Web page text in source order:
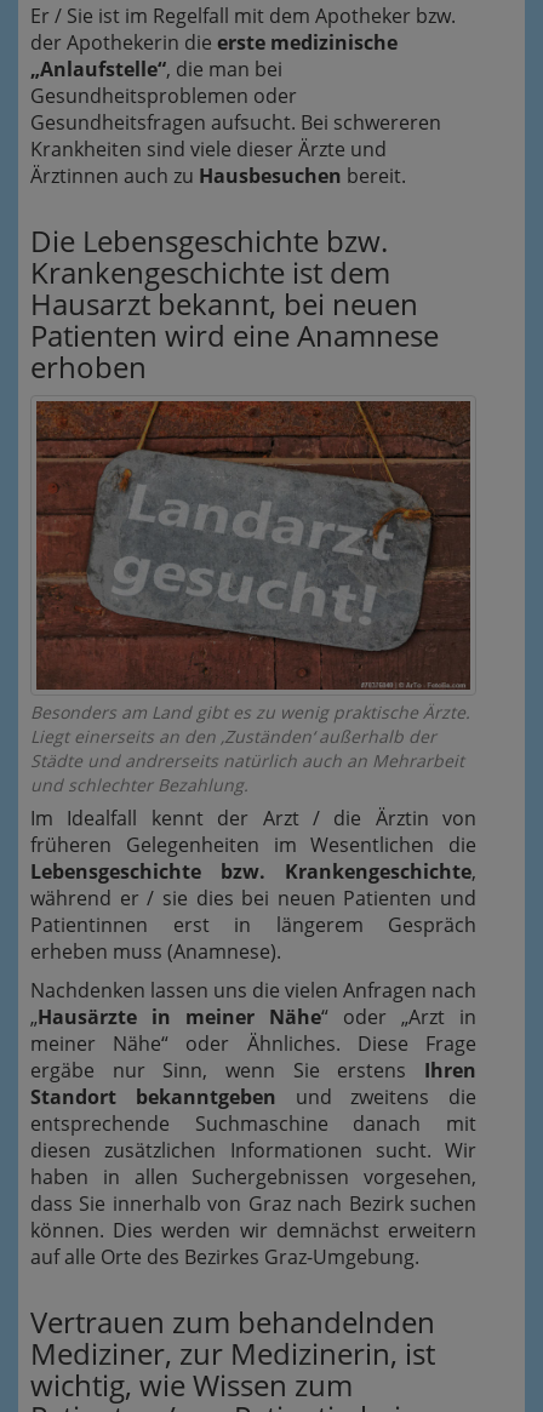
Er / Sie ist im Regelfall mit dem Apotheker bzw.
der Apothekerin die erste medizinische
„Anlaufstelle“, die man bei
Gesundheitsproblemen oder
Gesundheitsfragen aufsucht. Bei schwereren
Krankheiten sind viele dieser Ärzte und
Ärztinnen auch zu Hausbesuchen bereit.
Die Lebensgeschichte bzw.
Krankengeschichte ist dem
Hausarzt bekannt, bei neuen
Patienten wird eine Anamnese
erhoben
Besonders am Land gibt es zu wenig praktische Ärzte.
Liegt einerseits an den ‚Zuständen‘ außerhalb der
Städte und andrerseits natürlich auch an Mehrarbeit
und schlechter Bezahlung.
Im Idealfall kennt der Arzt / die Ärztin von
früheren Gelegenheiten im Wesentlichen die
Lebensgeschichte bzw. Krankengeschichte,
während er / sie dies bei neuen Patienten und
Patientinnen erst in längerem Gespräch
erheben muss (Anamnese).
Nachdenken lassen uns die vielen Anfragen nach
„Hausärzte in meiner Nähe“ oder „Arzt in
meiner Nähe“ oder Ähnliches. Diese Frage
ergäbe nur Sinn, wenn Sie erstens Ihren
Standort bekanntgeben und zweitens die
entsprechende Suchmaschine danach mit
diesen zusätzlichen Informationen sucht. Wir
haben in allen Suchergebnissen vorgesehen,
dass Sie innerhalb von Graz nach Bezirk suchen
können. Dies werden wir demnächst erweitern
auf alle Orte des Bezirkes Graz-Umgebung.
Vertrauen zum behandelnden
Mediziner, zur Medizinerin, ist
wichtig, wie Wissen zum